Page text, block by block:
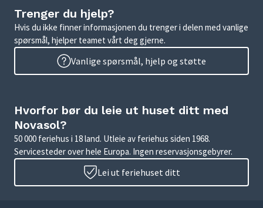
Trenger du hjelp?
Hvis du ikke finner informasjonen du trenger i delen med vanlige
spørsmål, hjelper teamet vårt deg gjerne.
Vanlige spørsmål, hjelp og støtte
Hvorfor bør du leie ut huset ditt med
Novasol?
50 000 feriehus i 18 land. Utleie av feriehus siden 1968.
Servicesteder over hele Europa. Ingen reservasjonsgebyrer.
Lei ut feriehuset ditt